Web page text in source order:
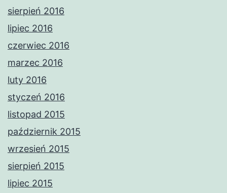
sierpień 2016
lipiec 2016
czerwiec 2016
marzec 2016
luty 2016
styczeń 2016
listopad 2015
październik 2015
wrzesień 2015
sierpień 2015
lipiec 2015